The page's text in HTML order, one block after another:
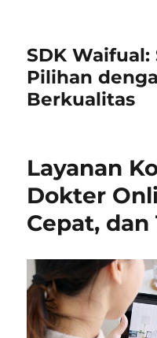
SDK Waifual:
Pilihan
Berkualitas
Layanan
Dokter
Cepat,